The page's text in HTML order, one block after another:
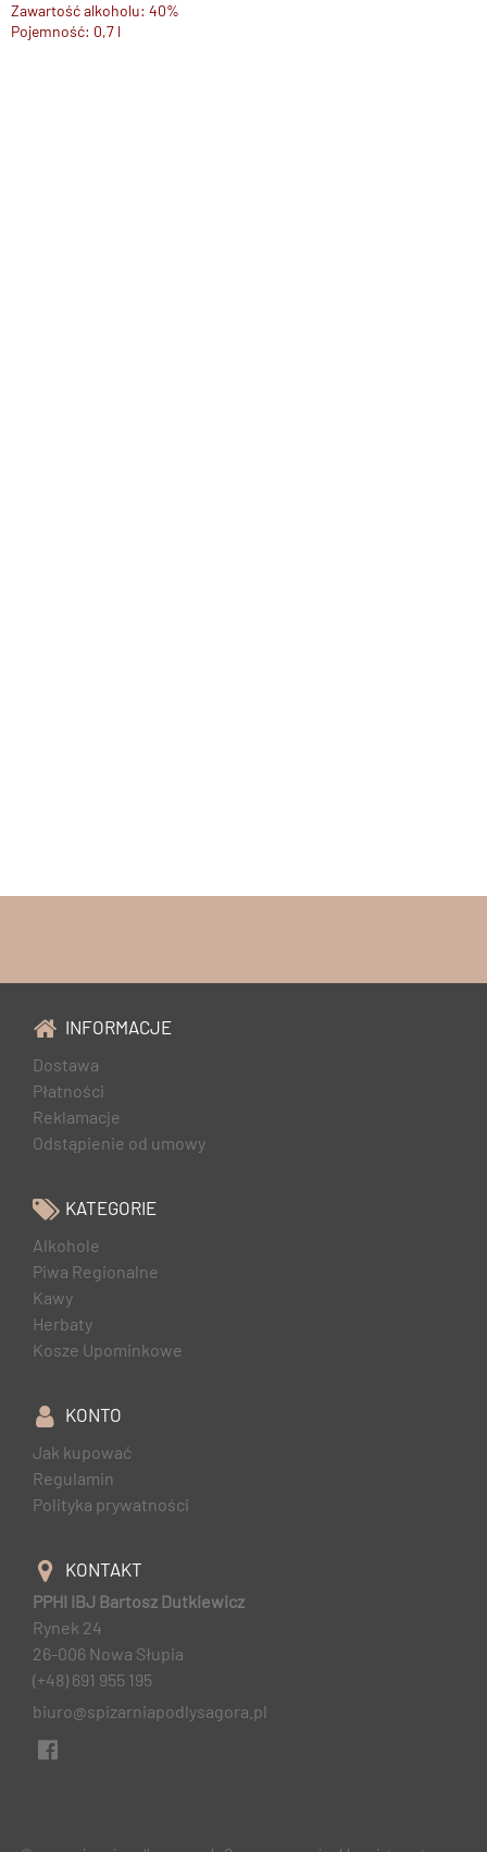
Zawartość alkoholu: 40%
Pojemność: 0,7 l
INFORMACJE
Dostawa
Płatności
Reklamacje
Odstąpienie od umowy
KATEGORIE
Alkohole
Piwa Regionalne
Kawy
Herbaty
Kosze Upominkowe
KONTO
Jak kupować
Regulamin
Polityka prywatności
KONTAKT
PPHI IBJ Bartosz Dutkiewicz
Rynek 24
26-006 Nowa Słupia
(+48) 691 955 195
biuro@spizarniapodlysagora.pl